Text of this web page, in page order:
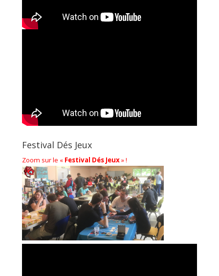
Festival Dés Jeux
Zoom sur le « Festival Dés Jeux» !